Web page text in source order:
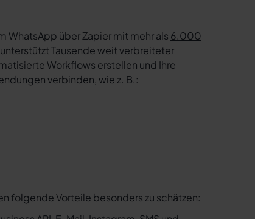
WhatsApp über Zapier mit mehr als 6.000
Tausende weit verbreiteter
Workflows erstellen und Ihre
verbinden, wie z. B.:
folgende Vorteile besonders zu schätzen: